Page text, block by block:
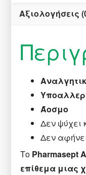
Αξιολογήσεις
Άοσμο
Δεν ψύχει
Δεν
Το Pharmasept
επίθεμα μιας